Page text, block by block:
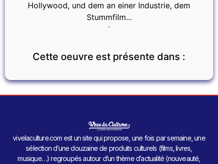
Hollywood, und dem an einer Industrie, dem
Stummfilm...
“
Cette oeuvre est présente dans :
vivelaculture.com est un site qui propose, une fois par semaine, une
sélection d’une douzaine de produits culturels (films, livres,
musique…) regroupés autour d’un thème d’actualité (nouveauté,